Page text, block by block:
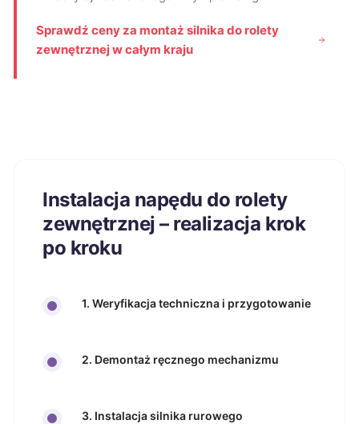
Sprawdź ceny za montaż silnika do rolety
zewnętrznej w całym kraju
Instalacja napędu do rolety
zewnętrznej – realizacja krok
po kroku
1. Weryfikacja techniczna i przygotowanie
2. Demontaż ręcznego mechanizmu
3. Instalacja silnika rurowego